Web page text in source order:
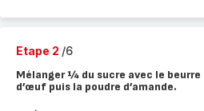
Etape 2 /6
Mélanger ¼ du sucre avec le beurre
d’œuf puis la poudre d’amande.